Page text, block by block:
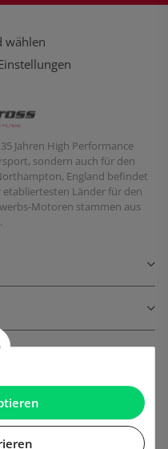
wählen
Jahren High Performance
sondern auch für den
England befindet
etabliertesten Länder für den
Motoren stammen aus